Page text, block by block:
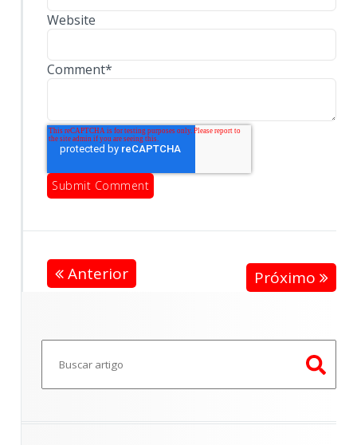
Website
Comment*
Anterior Próximo